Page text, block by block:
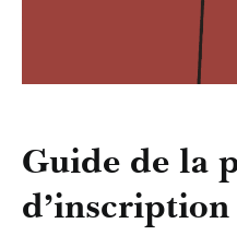
Guide de la
d’inscription